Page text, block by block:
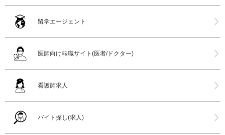
留学エージェント
医師向け転職サイト(医者/ドクター)
看護師求人
バイト探し(求人)